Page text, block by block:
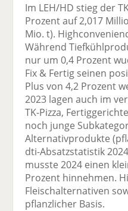
Im LEH/HD stieg der
Prozent auf 2,017
Mio. t).
Während
nur um 0,4 Prozent
Fix & Fertig seinen
Plus von 4,2 Prozent
2023 lagen auch im
TK-Pizza,
noch junge
Alternativprodukte
dti-Absatzstatistik
musste 2024 einen
Prozent hinnehmen.
Fleischalternativen
pflanzlicher Basis.